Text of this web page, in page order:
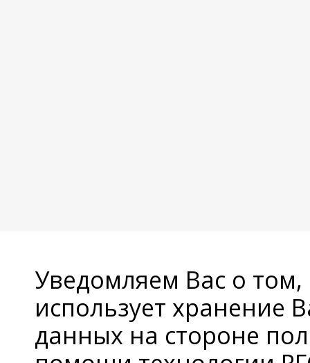
Уведомляем Вас о
использует хранение
данных на стороне